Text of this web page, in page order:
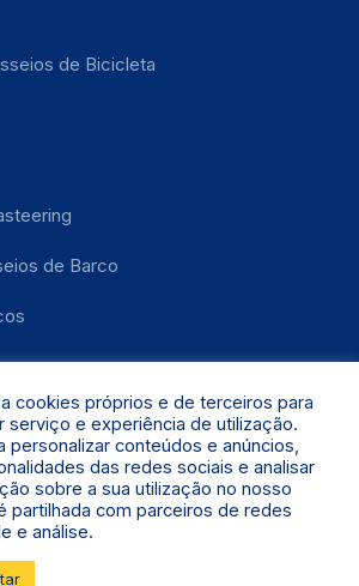
de Bicicleta
de Barco
© Todos os Direitos Reservados.
cookies próprios e de terceiros para
serviço e experiência de utilização.
personalizar conteúdos e anúncios,
das redes sociais e analisar
sobre a sua utilização no nosso
partilhada com parceiros de redes
e análise.